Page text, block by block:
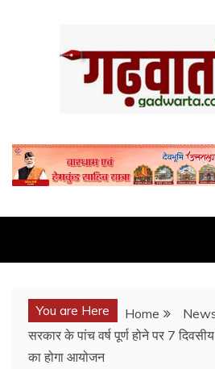
You are Here Home
सरकार के पांच वर्ष पूर्ण होने पर 7
का होगा आयोजन